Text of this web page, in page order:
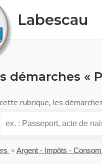
Labescau
démarches «
rubrique, les
> Argent - Impôts -